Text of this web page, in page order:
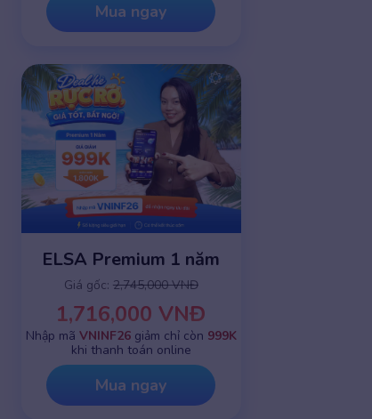
Mua ngay
ELSA Premium 1 năm
Giá gốc: 2,745,000 VNĐ
1,716,000 VNĐ
Nhập mã VNINF26giảm chỉ còn 999K
khi thanh toán online
Mua ngay